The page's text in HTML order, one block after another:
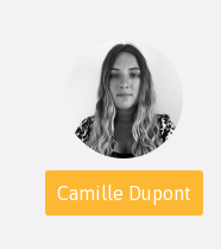
Camille Dupont